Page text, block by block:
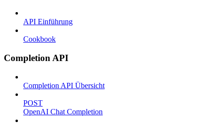
API Einführung
Cookbook
Completion API
Completion API Übersicht
POST
OpenAI Chat Completion